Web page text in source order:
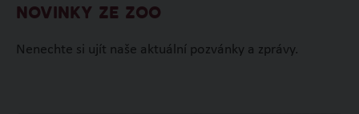
NOVINKY ZE ZOO
Nenechte si ujít naše aktuální pozvánky a zprávy.